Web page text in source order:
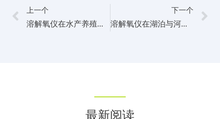
上一个
溶解氧仪在水产养殖业和水族馆管理中的应用案例
下一个
溶解氧仪在湖泊与河流生态修复中的应用与效果评估
最新阅读